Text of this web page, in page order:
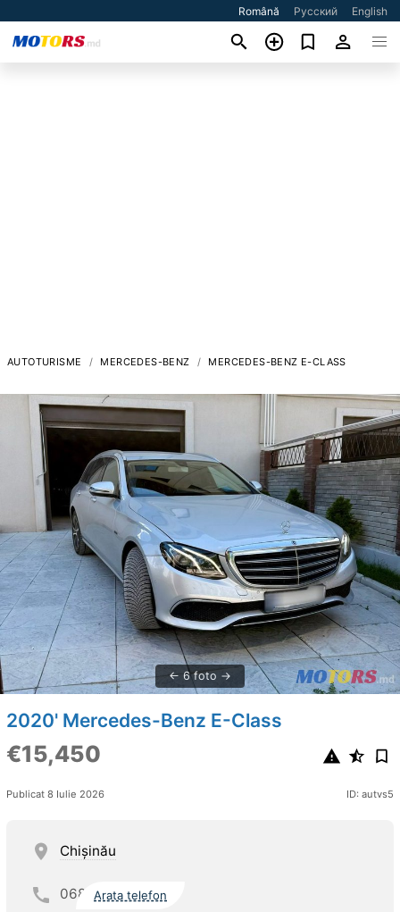
Română Русский English
AUTOTURISME MERCEDES-BENZ MERCEDES-BENZ E-CLASS
6 foto
2020' Mercedes-Benz E-Class
€15,450
Publicat 8 Iulie 2026 ID: autvs5
Chişinău
068 Arata telefon